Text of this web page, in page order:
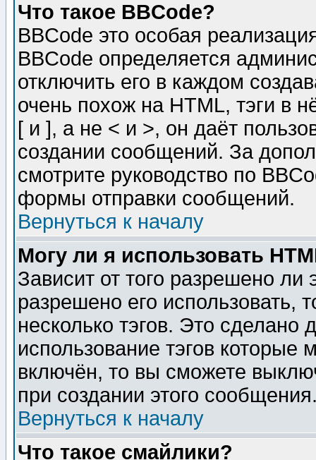
Что такое BBCode?
BBCode это особая
BBCode определяется
отключить его в каждом
очень похож на HTML, тэги в
[ и ], а не < и >, он даёт
создании сообщений. За
смотрите руководство по
формы отправки сообщений.
Вернуться к началу
Могу ли я использовать
Зависит от того разрешено
разрешено его использовать,
несколько тэгов. Это сделано
использование тэгов
включён, то вы сможете
при создании этого
Вернуться к началу
Что такое смайлики?